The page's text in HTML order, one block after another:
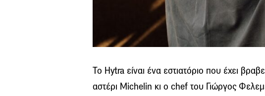
Το Hytra είναι ένα εστιατόριο που έχει
αστέρι Michelin κι ο chef του Γιώργος